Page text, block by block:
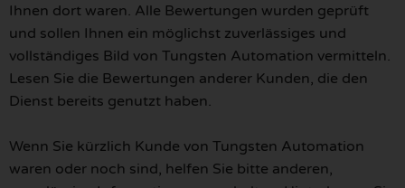
Ihnen dort waren. Alle Bewertungen wurden geprüft
und sollen Ihnen ein möglichst zuverlässiges und
vollständiges Bild von Tungsten Automation vermitteln.
Lesen Sie die Bewertungen anderer Kunden, die den
Dienst bereits genutzt haben.
Wenn Sie kürzlich Kunde von Tungsten Automation
waren oder noch sind, helfen Sie bitte anderen,